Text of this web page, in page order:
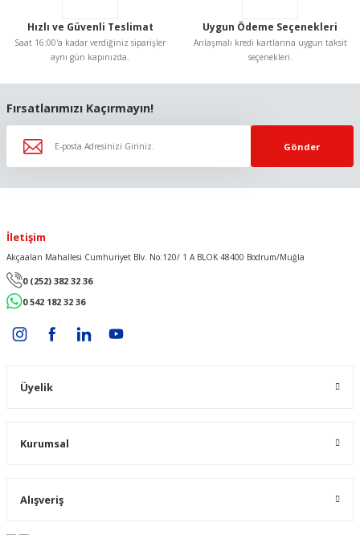
Hızlı ve Güvenli Teslimat
Saat 16:00'a kadar verdiğiniz siparişler
aynı gün kapınızda.
Uygun Ödeme Seçenekleri
Anlaşmalı kredi kartlarına uygun taksit
seçenekleri.
Fırsatlarımızı Kaçırmayın!
Gönder
İletişim
Akçaalan Mahallesi Cumhuriyet Blv. No:120/ 1 A BLOK 48400 Bodrum/Muğla
0 (252) 382 32 36
0 542 182 32 36
Üyelik
Kurumsal
Alışveriş